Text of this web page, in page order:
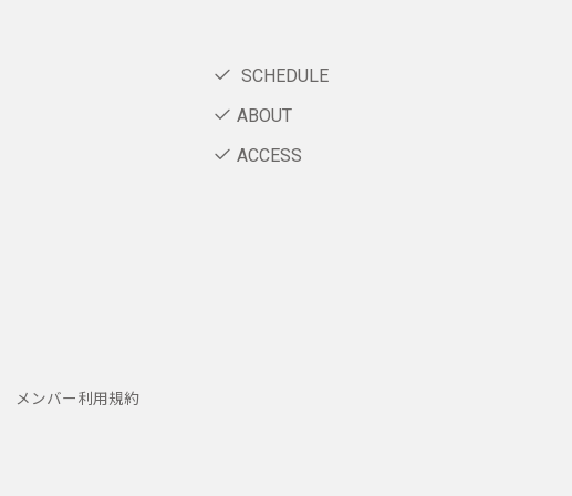
SCHEDULE
ABOUT
ACCESS
メンバー利用規約